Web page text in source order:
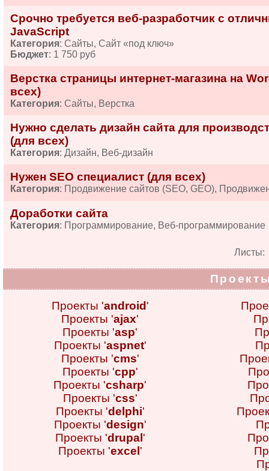
Срочно требуется веб-разработчик с
JavaScript
Категория: Сайты, Сайт «под ключ»
Бюджет: 1 750 руб
Верстка страницы интернет-магазина на
всех)
Категория: Сайты, Верстка
Нужно сделать дизайн сайта для
(для всех)
Категория: Дизайн, Веб-дизайн
Нужен SEO специалист (для всех)
Категория: Продвижение сайтов (SEO, GEO),
Доработки сайта
Категория: Программирование, Веб-программирование
Листы:
Проекты 'android '
Проекты 'ajax'
Проекты 'asp'
Проекты 'aspnet'
Проекты 'cms'
Проекты 'cpp'
Проекты 'csharp'
Проекты 'css'
Проекты 'delphi'
Проекты 'design'
Проекты 'drupal '
Проекты 'excel '